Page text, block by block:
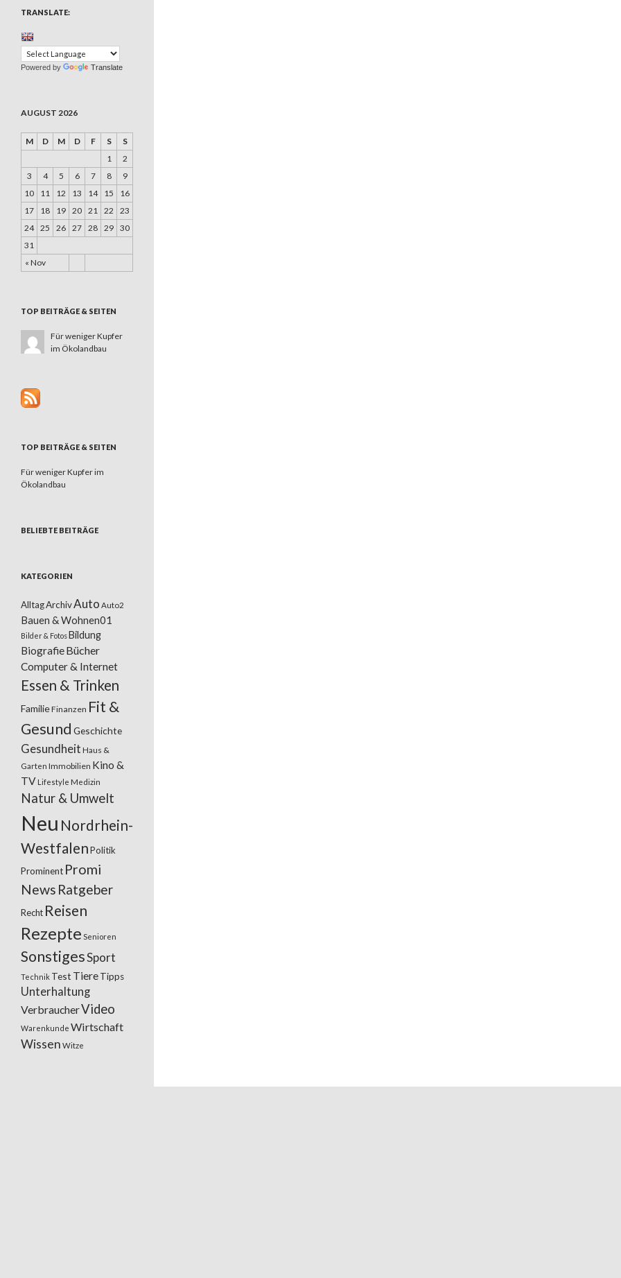
TRANSLATE:
Powered by Translate
AUGUST 2026
M D M D F S S
« Nov
1
2
3
4 5 6 7 8
9
10
11 12 13 14 15
16
17
18 19 20 21 22
23
24 25 26 27 28 29 30
31
TOP BEITRÄGE & SEITEN
Für weniger Kupfer
im Ökolandbau
TOP BEITRÄGE & SEITEN
Für weniger Kupfer im
Ökolandbau
BELIEBTE BEITRÄGE
KATEGORIEN
AlltagArchivAuto Auto2
Bauen & Wohnen01
Bilder & FotosBildung
BiografieBücher
Computer & Internet
Essen & Trinken
FamilieFinanzen Fit &
Gesund Geschichte
Gesundheit Haus &
Garten Immobilien Kino &
TV Lifestyle Medizin
Natur & Umwelt
Neu Nordrhein-
WestfalenPolitik
Prominent Promi
News Ratgeber
Recht Reisen
Rezepte Senioren
SonstigesSport
Technik Test TiereTipps
Unterhaltung
VerbraucherVideo
Warenkunde Wirtschaft
Wissen Witze